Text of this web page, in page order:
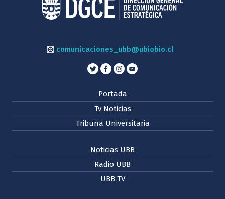
comunicaciones_ubb@ubiobio.cl
Portada
Tv Noticias
Tribuna Universitaria
Noticias UBB
Radio UBB
UBB TV